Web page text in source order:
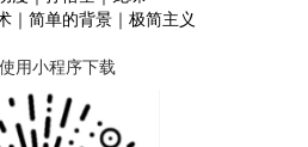
｜简单的背景｜极简主义
用小程序下载